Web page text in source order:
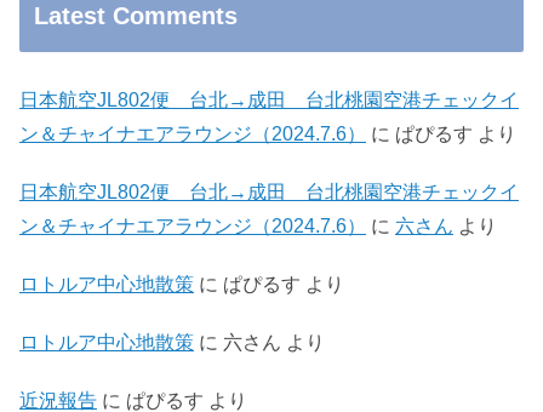
Latest Comments
日本航空JL802便 台北→成田 台北桃園空港チェックイ
ン＆チャイナエアラウンジ（2024.7.6）
に ぱぴるす より
日本航空JL802便 台北→成田 台北桃園空港チェックイ
ン＆チャイナエアラウンジ（2024.7.6）
に 六さん より
ロトルア中心地散策 に ぱぴるす より
ロトルア中心地散策 に 六さん より
近況報告 に ぱぴるす より